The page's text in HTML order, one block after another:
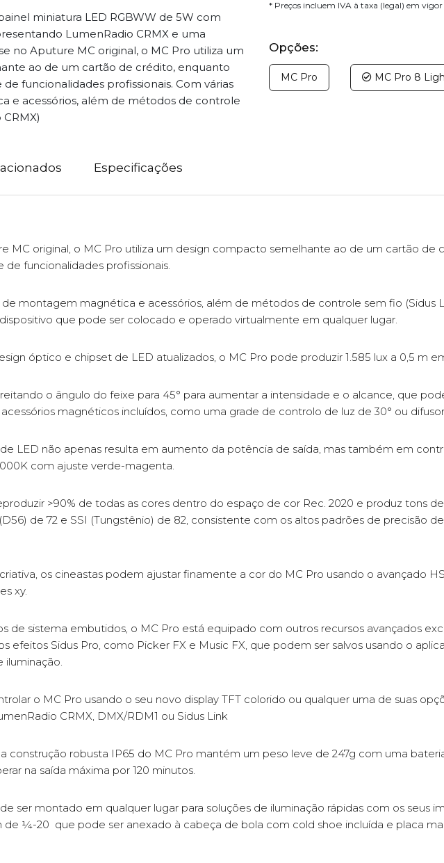
miniatura LED RGBWW de 5W com
LumenRadio CRMX e uma
no Aputure MC original, o MC Pro utiliza um
ao de um cartão de crédito, enquanto
funcionalidades profissionais. Com várias
e acessórios, além de métodos de controle
* Preços incluem IVA à taxa (legal) em vigor
Opções:
MC Pro MC Pro 8
Especificações
MC original, o MC Pro utiliza um design compacto semelhante ao de um cartão de
funcionalidades profissionais.
de montagem magnética e acessórios, além de métodos de controle sem fio (Sidus
que pode ser colocado e operado virtualmente em qualquer lugar.
óptico e chipset de LED atualizados, o MC Pro pode produzir 1.585 lux a 0,5 m
o ângulo do feixe para 45° para aumentar a intensidade e o alcance, que
magnéticos incluídos, como uma grade de controlo de luz de 30° ou
LED não apenas resulta em aumento da potência de saída, mas também em
com ajuste verde-magenta.
>90% de todas as cores dentro do espaço de cor Rec. 2020 e produz tons
de 72 e SSI (Tungstênio) de 82, consistente com os altos padrões de precisão
os cineastas podem ajustar finamente a cor do MC Pro usando o avançado
xy.
de sistema embutidos, o MC Pro está equipado com outros recursos avançados
efeitos Sidus Pro, como Picker FX e Music FX, que podem ser salvos usando o
o MC Pro usando o seu novo display TFT colorido ou qualquer uma de suas
CRMX, DMX/RDM1 ou Sidus Link
construção robusta IP65 do MC Pro mantém um peso leve de 247g com uma
na saída máxima por 120 minutos.
ser montado em qualquer lugar para soluções de iluminação rápidas com os seus
¼-20 que pode ser anexado à cabeça de bola com cold shoe incluída e placa